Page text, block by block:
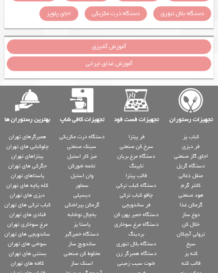
دستگاه بلال تنوری
دستگاه ذرت مکزیکی اجاق پلوپز
آموزش آشپزی
آموزش غذای ایرانی
تجهیزات رستوران تجهیزات فست فود تجهیزات کافی شاپ بهترین رستوران ها
کباب پز
فر دیزی
اجاق گاز صنعتی
دستگاه گریل
منقل ذغالی
کانتر گرم
هود صنعتی
گرمکن غذا
دوغ ساز
خلال کن
ترولی آبچکان
سیخ
کته پز
قالب کته
فر پیتزا
سرخ کن صنعتی
دستگاه مرغ بریان
تاپینگ
قالب پیتزا
دستگاه کباب ترکی
چاقو کباب ترکی
فر ساندویچی
دستگاه خمیر پهن کن
دستگاه مرغ سوخاری
بردینگ
دستگاه بلال تنوری
دستگاه همبرگر زن
شوت سیب زمینی
دستگاه ذرت مکزیکی
سینک صنعتی
میز کار استیل
تخمه شورکن
وان استیل
سماور
دیسپلی
گرمکن پیراشکی
یخچال نوشابه
پاستا پز
دستگاه خمیرگیر
ساندویچ ساز
مخلوط کن صنعتی
اسنک ساز
همبرگرهای تهران
چلوکبابی های تهران
پیتزاهای تهران
جگرکی های تهران
پاستاهای تهران
کله پاچه های تهران
دیزی های تهران
کباب ترکی های تهران
قنادی های تهران
مرغ سوخاری تهران
ساندویچی های تهران
سوشی های تهران
بستنی های تهران
کافه های تهران